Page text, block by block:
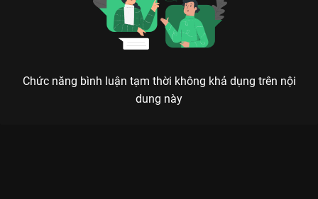
Chức năng bình luận tạm thời không khả dụng trên nội
dung này